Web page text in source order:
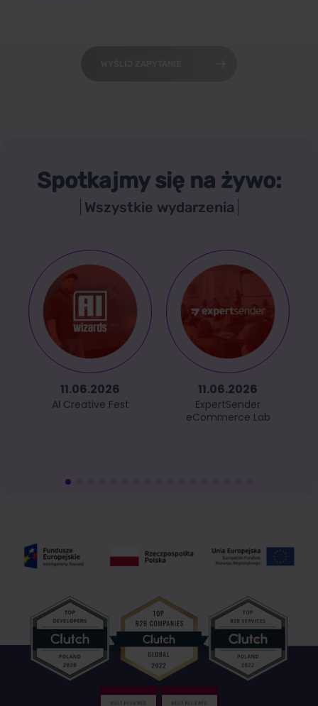
Spotkajmy się na żywo:
Wszystkie wydarzenia
11.06.2026
AI Creative Fest
11.06.2026
ExpertSender
eCommerce Lab